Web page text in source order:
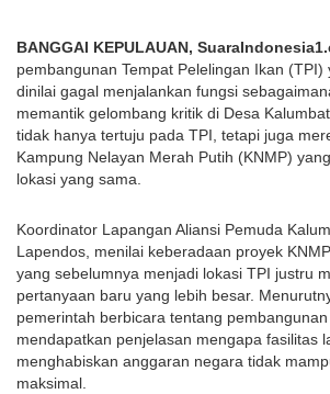
BANGGAI KEPULAUAN,
pembangunan Tempat Pelelingan Ikan (TPI)
dinilai gagal menjalankan fungsi
memantik gelombang kritik di Desa
tidak hanya tertuju pada TPI, tetapi juga
Kampung Nelayan Merah Putih (KNMP)
lokasi yang sama.
Koordinator Lapangan Aliansi Pemuda
Lapendos, menilai keberadaan proyek
yang sebelumnya menjadi lokasi TPI justru
pertanyaan baru yang lebih besar.
pemerintah berbicara tentang
mendapatkan penjelasan mengapa fasilitas
menghabiskan anggaran negara tidak
maksimal.